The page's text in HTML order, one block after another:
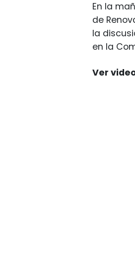
En la
de
la
en la
Ver